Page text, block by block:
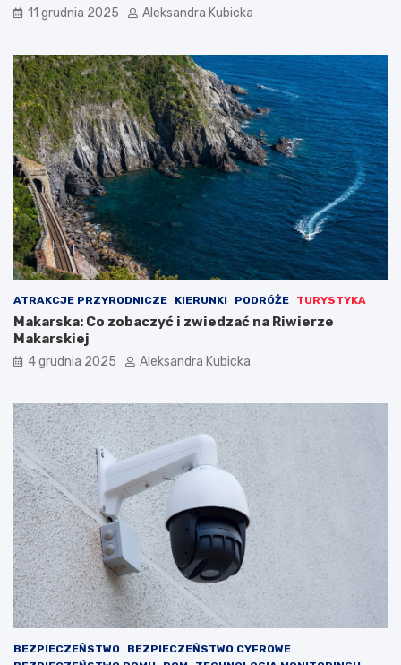
11 grudnia 2025 Aleksandra Kubicka
ATRAKCJE PRZYRODNICZE KIERUNKI PODRÓŻE TURYSTYKA
Makarska: Co zobaczyć i zwiedzać na Riwierze
Makarskiej
4 grudnia 2025 Aleksandra Kubicka
BEZPIECZEŃSTWO
BEZPIECZEŃSTWO CYFROWE